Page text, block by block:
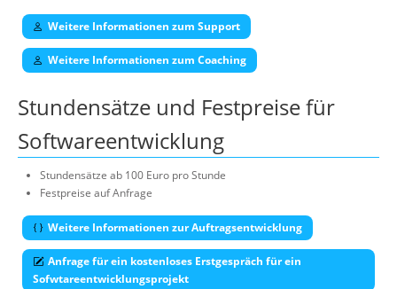
Weitere Informationen zum Support
Weitere Informationen zum Coaching
Stundensätze und Festpreise für
Softwareentwicklung
Stundensätze ab 100 Euro pro Stunde
Festpreise auf Anfrage
Weitere Informationen zur Auftragsentwicklung
Anfrage für ein kostenloses Erstgespräch für ein
Sofwtareentwicklungsprojekt